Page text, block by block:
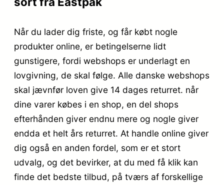
Når du lader dig friste, og får købt nogle
produkter online, er betingelserne lidt
gunstigere, fordi webshops er underlagt en
lovgivning, de skal følge. Alle danske webshops
skal jævnfør loven give 14 dages returret. når
dine varer købes i en shop, en del shops
efterhånden giver endnu mere og nogle giver
endda et helt års returret. At handle online giver
dig også en anden fordel, som er et stort
udvalg, og det bevirker, at du med få klik kan
finde det bedste tilbud, på tværs af forskellige